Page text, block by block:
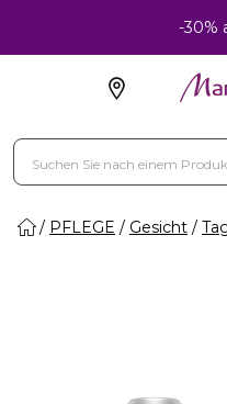
-30%
PFLEGE Gesicht